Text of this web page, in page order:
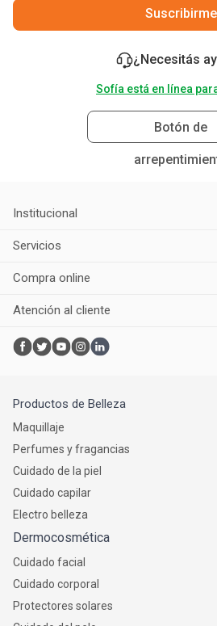
Suscribirme
¿Necesitás
Sofía está en línea
Botón de
Institucional
Servicios
Compra online
Atención al cliente
Productos de Belleza
Maquillaje
Perfumes y fragancias
Cuidado de la piel
Cuidado capilar
Electro belleza
Dermocosmética
Cuidado facial
Cuidado corporal
Protectores solares